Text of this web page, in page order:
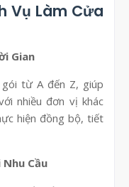
Vụ Làm Cửa
Gian
từ A đến Z, giúp
nhiều đơn vị khác
hiện đồng bộ, tiết
Cầu